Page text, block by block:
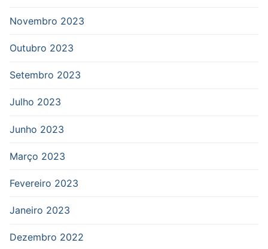
Novembro 2023
Outubro 2023
Setembro 2023
Julho 2023
Junho 2023
Março 2023
Fevereiro 2023
Janeiro 2023
Dezembro 2022